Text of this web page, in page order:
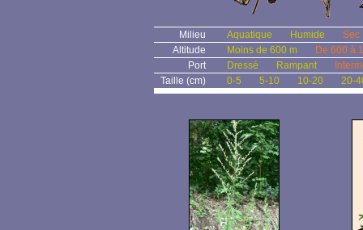
Milieu Aquatique Humide
Sec
Altitude
Moins de 600 m
De 600 à
Port
Dressé Rampant
Taille (cm)
0-5 5-10 10-20 20-